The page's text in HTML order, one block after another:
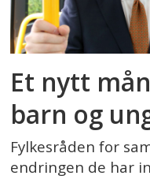
Et nytt
barn og
Fylkesråden for
endringen de har